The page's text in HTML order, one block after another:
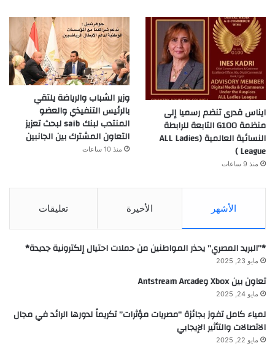
ايناس قدرى تنضم رسميا إلى
منظمة G100 التابعة للرابطة
النسائية العالمية (ALL Ladies
League )
منذ 9 ساعات
وزير الشباب والرياضة يلتقي
بالرئيس التنفيذي والعضو
المنتدب لبنك saib لبحث تعزيز
التعاون المشترك بين الجانبين
منذ 10 ساعات
الأشهر الأخيرة تعليقات
*”البريد المصري” يحذر المواطنين من حملات احتيال إلكترونية جديدة*
مايو 23, 2025
تعاون بين Xbox وAntstream Arcade
مايو 24, 2025
لمياء كامل تفوز بجائزة “مصريات مؤثرات” تكريماً لدورها الرائد في مجال
الاتصالات والتأثير الإيجابي
مايو 22, 2025